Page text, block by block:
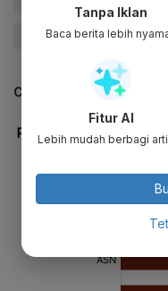
#Pemilu 2024
CEK JUGA DATA INI
Tanpa Iklan
Baca berita lebih
Fitur AI
Lebih mudah berbagi